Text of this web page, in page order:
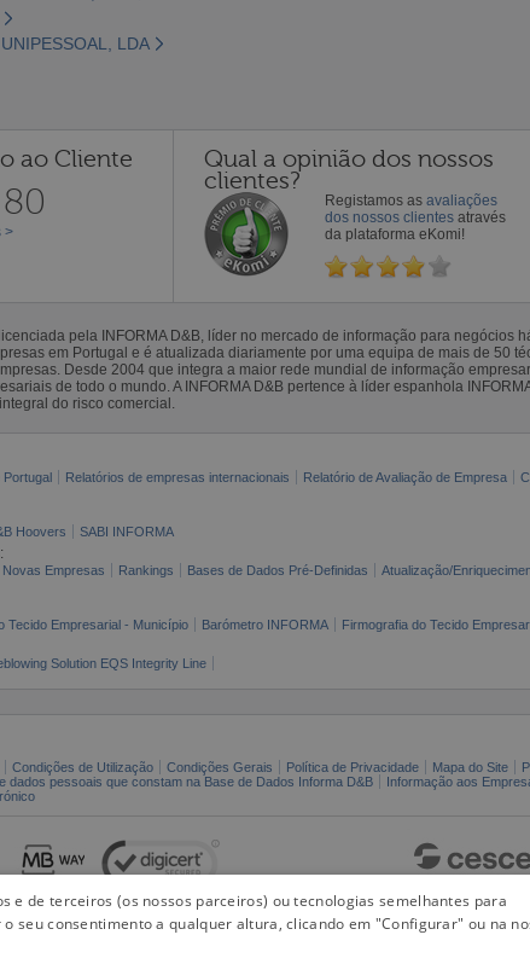
LDA
ao Cliente
>
Qual a opinião dos nossos
clientes?
Registamos as avaliações
dos nossos clientes através
da plataforma eKomi!
pela INFORMA D&B, líder no mercado de informação para negócios
em Portugal e é atualizada diariamente por uma equipa de mais de 50
Desde 2004 que integra a maior rede mundial de informação
de todo o mundo. A INFORMA D&B pertence à líder espanhola
do risco comercial.
Portugal Relatórios de empresas internacionais Relatório de Avaliação de Empresa
Hoovers SABI INFORMA
Novas Empresas Rankings Bases de Dados Pré-Definidas Atualização/
Tecido Empresarial - Município Barómetro INFORMA Firmografia do Tecido
Solution EQS Integrity Line
Condições de Utilização Condições Gerais Política de Privacidade Mapa do Site
dados pessoais que constam na Base de Dados Informa D&B
Informação aos
e de terceiros (os nossos parceiros) ou tecnologias semelhantes para
seu consentimento a qualquer altura, clicando em "Configurar" ou na